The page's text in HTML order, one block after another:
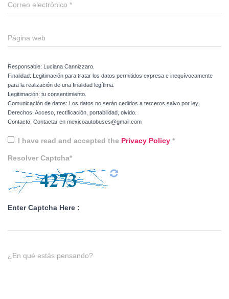
Correo electrónico *
Página web
Responsable: Luciana Cannizzaro.
Finalidad: Legitimación para tratar los datos permitidos expresa e inequívocamente
para la realización de una finalidad legítima.
Legitimación: tu consentimiento.
Comunicación de datos: Los datos no serán cedidos a terceros salvo por ley.
Derechos: Acceso, rectificación, portabilidad, olvido.
Contacto: Contactar en mexicoautobuses@gmail.com
I have read and accepted the Privacy Policy *
Resolver Captcha*
Enter Captcha Here :
¿En qué estás pensando?